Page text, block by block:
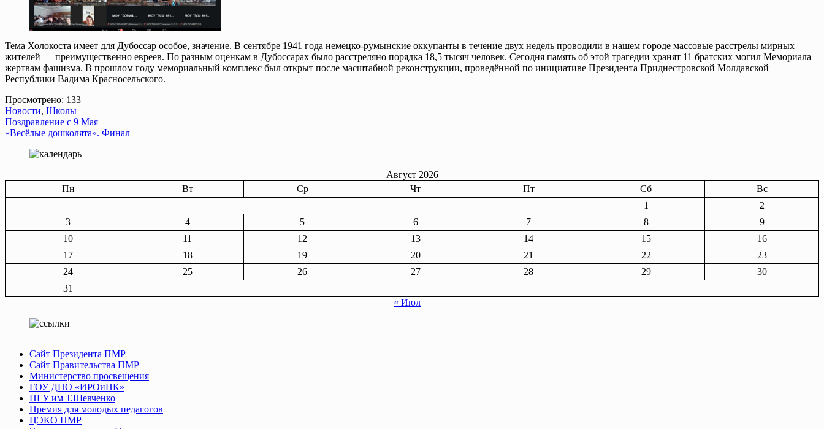
Тема Холокоста имеет для Дубоссар особое, значение. В сентябре 1941 года немецко-румынские оккупанты в течение двух недель проводили в нашем городе массовые расстрелы мирных
жителей — преимущественно евреев. По разным оценкам в Дубоссарах было расстреляно порядка 18,5 тысяч человек. Сегодня память об этой трагедии хранят 11 братских могил Мемориала
жертвам фашизма. В прошлом году мемориальный комплекс был открыт после масштабной реконструкции, проведённой по инициативе Президента Приднестровской Молдавской
Республики Вадима Красносельского.
Просмотрено: 133
Новости, Школы
Навигация
по
записям
Поздравление с 9 Мая
«Весёлые дошколята». Финал
Август 2026
Пн
Вт Ср Чт Пт Сб
Вс
1
2
3
4 5 6 7 8
9
10
11 12 13 14 15
16
17
18 19 20 21 22
23
24
25 26 27 28 29
30
31
« Июл
Сайт Президента ПМР
Сайт Правительства ПМР
Министерство просвещения
ГОУ ДПО «ИРОиПК»
ПГУ им Т.Шевченко
Премия для молодых педагогов
ЦЭКО ПМР